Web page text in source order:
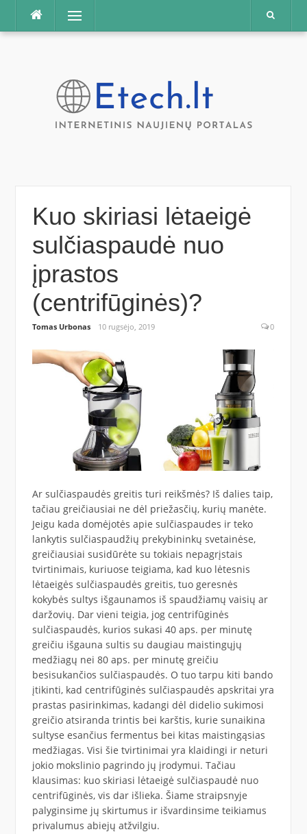
Praleisti
Meniu
Kuo skiriasi lėtaeigė
sulčiaspaudė nuo
įprastos
(centrifūginės)?
Tomas Urbonas 10 rugsėjo, 2019 0
Ar sulčiaspaudės greitis turi reikšmės? Iš dalies taip,
tačiau greičiausiai ne dėl priežasčių, kurių manėte.
Jeigu kada domėjotės apie sulčiaspaudes ir teko
lankytis sulčiaspaudžių prekybininkų svetainėse,
greičiausiai susidūrėte su tokiais nepagrįstais
tvirtinimais, kuriuose teigiama, kad kuo lėtesnis
lėtaeigės sulčiaspaudės greitis, tuo geresnės
kokybės sultys išgaunamos iš spaudžiamų vaisių ar
daržovių. Dar vieni teigia, jog centrifūginės
sulčiaspaudės, kurios sukasi 40 aps. per minutę
greičiu išgauna sultis su daugiau maistingųjų
medžiagų nei 80 aps. per minutę greičiu
besisukančios sulčiaspaudės. O tuo tarpu kiti bando
įtikinti, kad centrifūginės sulčiaspaudės apskritai yra
prastas pasirinkimas, kadangi dėl didelio sukimosi
greičio atsiranda trintis bei karštis, kurie sunaikina
sultyse esančius fermentus bei kitas maistingąsias
medžiagas. Visi šie tvirtinimai yra klaidingi ir neturi
jokio mokslinio pagrindo jų įrodymui. Tačiau
klausimas: kuo skiriasi lėtaeigė sulčiaspaudė nuo
centrifūginės, vis dar išlieka. Šiame straipsnyje
palyginsime jų skirtumus ir išvardinsime teikiamus
privalumus abiejų atžvilgiu.